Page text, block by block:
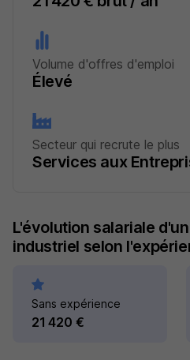
Volume d'offres d'emploi
Élevé
Secteur qui recrute le plus
Services aux
L'évolution salariale
industriel selon
Sans expérience
21 420 €